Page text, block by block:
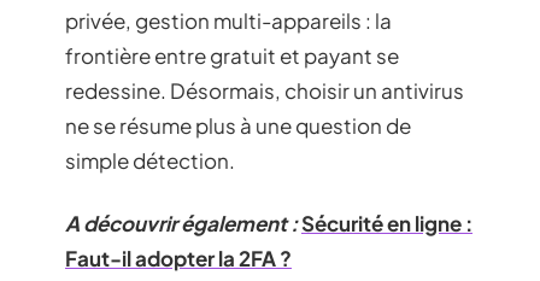
privée, gestion multi-appareils : la
frontière entre gratuit et payant se
redessine. Désormais, choisir un antivirus
ne se résume plus à une question de
simple détection.
A découvrir également :Sécurité en ligne :
Faut-il adopter la 2FA ?